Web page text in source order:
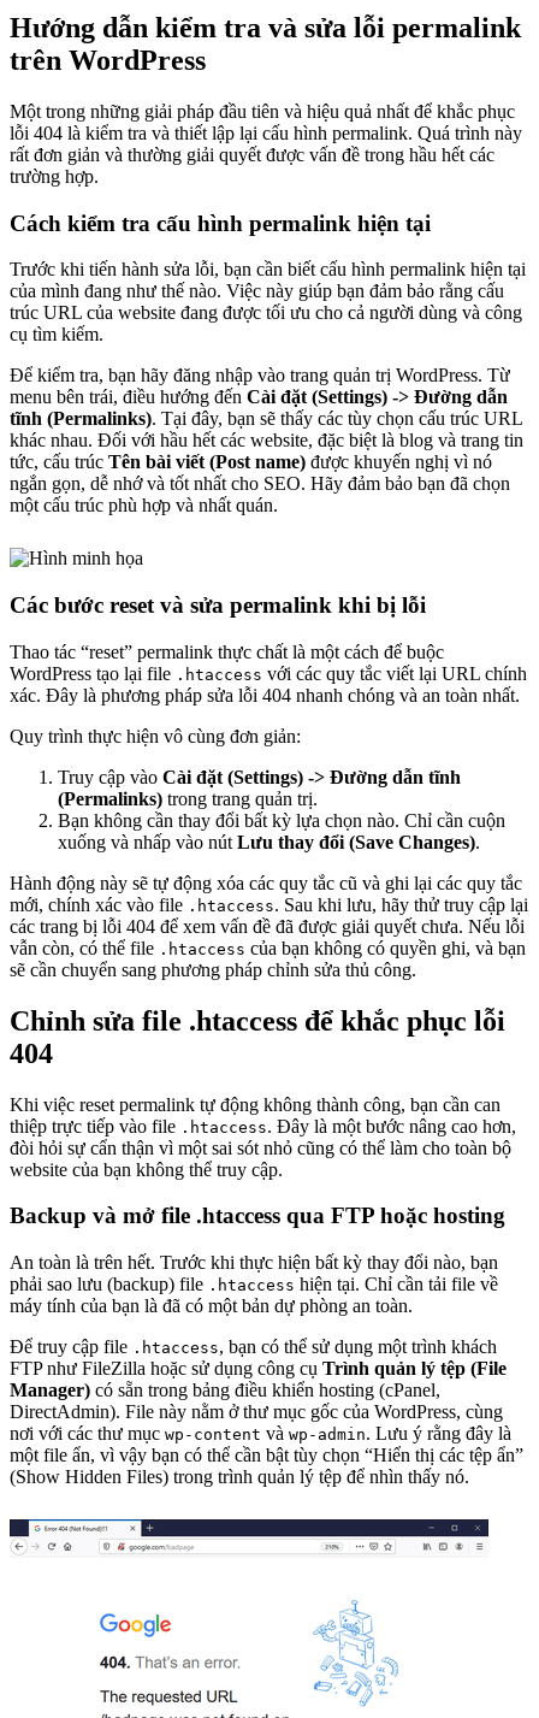
Hướng dẫn kiểm tra và sửa lỗi permalink
trên WordPress
Một trong những giải pháp đầu tiên và hiệu quả nhất để khắc phục
lỗi 404 là kiểm tra và thiết lập lại cấu hình permalink. Quá trình này
rất đơn giản và thường giải quyết được vấn đề trong hầu hết các
trường hợp.
Cách kiểm tra cấu hình permalink hiện tại
Trước khi tiến hành sửa lỗi, bạn cần biết cấu hình permalink hiện tại
của mình đang như thế nào. Việc này giúp bạn đảm bảo rằng cấu
trúc URL của website đang được tối ưu cho cả người dùng và công
cụ tìm kiếm.
Để kiểm tra, bạn hãy đăng nhập vào trang quản trị WordPress. Từ
menu bên trái, điều hướng đến Cài đặt (Settings) -> Đường dẫn
tĩnh (Permalinks). Tại đây, bạn sẽ thấy các tùy chọn cấu trúc URL
khác nhau. Đối với hầu hết các website, đặc biệt là blog và trang tin
tức, cấu trúc Tên bài viết (Post name) được khuyến nghị vì nó
ngắn gọn, dễ nhớ và tốt nhất cho SEO. Hãy đảm bảo bạn đã chọn
một cấu trúc phù hợp và nhất quán.
Các bước reset và sửa permalink khi bị lỗi
Thao tác “reset” permalink thực chất là một cách để buộc
WordPress tạo lại file .htaccess với các quy tắc viết lại URL chính
xác. Đây là phương pháp sửa lỗi 404 nhanh chóng và an toàn nhất.
Quy trình thực hiện vô cùng đơn giản:
Truy cập vào Cài đặt (Settings) -> Đường dẫn tĩnh
(Permalinks) trong trang quản trị.
Bạn không cần thay đổi bất kỳ lựa chọn nào. Chỉ cần cuộn
xuống và nhấp vào nút Lưu thay đổi (Save Changes).
Hành động này sẽ tự động xóa các quy tắc cũ và ghi lại các quy tắc
mới, chính xác vào file .htaccess. Sau khi lưu, hãy thử truy cập lại
các trang bị lỗi 404 để xem vấn đề đã được giải quyết chưa. Nếu lỗi
vẫn còn, có thể file .htaccess của bạn không có quyền ghi, và bạn
sẽ cần chuyển sang phương pháp chỉnh sửa thủ công.
Chỉnh sửa file .htaccess để khắc phục lỗi
404
Khi việc reset permalink tự động không thành công, bạn cần can
thiệp trực tiếp vào file .htaccess. Đây là một bước nâng cao hơn,
đòi hỏi sự cẩn thận vì một sai sót nhỏ cũng có thể làm cho toàn bộ
website của bạn không thể truy cập.
Backup và mở file .htaccess qua FTP hoặc hosting
An toàn là trên hết. Trước khi thực hiện bất kỳ thay đổi nào, bạn
phải sao lưu (backup) file .htaccess hiện tại. Chỉ cần tải file về
máy tính của bạn là đã có một bản dự phòng an toàn.
Để truy cập file .htaccess, bạn có thể sử dụng một trình khách
FTP như FileZilla hoặc sử dụng công cụ Trình quản lý tệp (File
Manager) có sẵn trong bảng điều khiển hosting (cPanel,
DirectAdmin). File này nằm ở thư mục gốc của WordPress, cùng
nơi với các thư mục wp-content và wp-admin. Lưu ý rằng đây là
một file ẩn, vì vậy bạn có thể cần bật tùy chọn “Hiển thị các tệp ẩn”
(Show Hidden Files) trong trình quản lý tệp để nhìn thấy nó.